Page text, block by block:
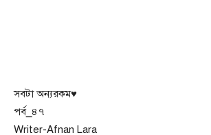
সবটা অন্যরকম♥
পর্ব_৪৭
Writer-Afnan Lara